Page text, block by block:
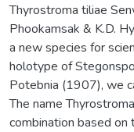
Thyrostroma tiliae
Phookamsak & K.D.
a new species for
holotype of
Potebnia (1907), we
The name
combination based